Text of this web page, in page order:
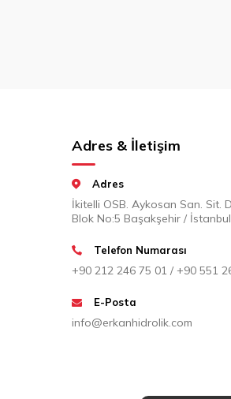
Adres & İletişim
Adres
İkitelli OSB. Aykosan San. Sit.
Blok No:5 Başakşehir / İstanbul
Telefon Numarası
+90 212 246 75 01 / +90 551
E-Posta
info@erkanhidrolik.com